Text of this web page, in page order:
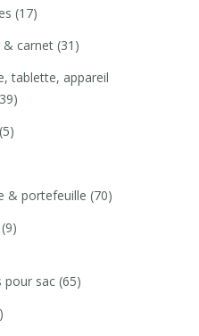
(17)
& carnet (31)
tablette, appareil
(5)
& portefeuille (70)
(9)
pour sac (65)